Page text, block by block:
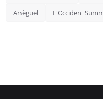
Arsèguel L'Occident